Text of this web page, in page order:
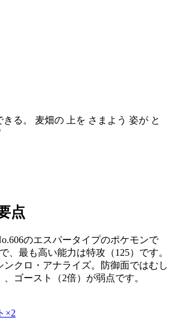
る。 麦畑の 上を さまよう 姿が と
点
のエスパータイプのポケモンで
、最も高い能力は特攻（125）です。
クロ・アナライズ。防御面ではむし
、ゴースト（2倍）が弱点です。
×2